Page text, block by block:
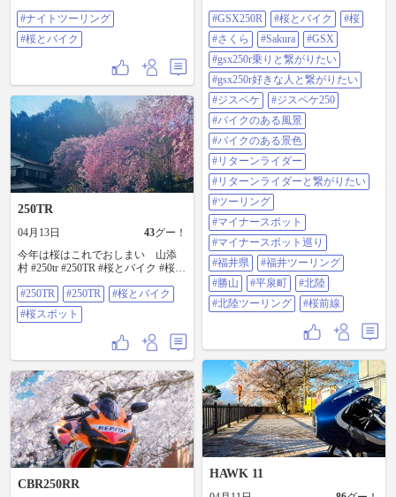
ーリング #桜とバイク
#ナイトツーリング
#桜とバイク
さくら #Sakura #GSX #gsx250r乗り
と繋がりたい #gsx250r好きな人と
繋がりたい #ジスペケ #ジスペケ
250 #バイクのある風景 #バイクの
ある景色 #リターンライダー #リタ
ーンライダーと繋がりたい #ツーリ
ング #マイナースポット #マイナー
スポット巡り #福井県 #福井ツーリ
ング #勝山 #平泉町 #北陸 #北陸ツ
ーリング #桜前線
#GSX250R #桜とバイク
#桜
#さくら
#Sakura
#GSX
#gsx250r乗りと繋がりたい
#gsx250r好きな人と繋がりたい
#ジスペケ
#ジスペケ250
#バイクのある風景
#バイクのある景色
#リターンライダー
#リターンライダーと繋がりたい
#ツーリング
#マイナースポット
#マイナースポット巡り
#福井県
#福井ツーリング
#勝山
#平泉町
#北陸
#北陸ツーリング
#桜前線
250TR
04月13日 43グー！
今年は桜はこれでおしまい 山添
村 #250tr #250TR #桜とバイク #桜ス
#250TR
#250TR
#桜とバイク
#桜スポット
HAWK 11
CBR250RR